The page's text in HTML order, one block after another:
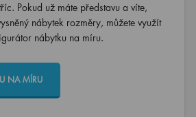
Pokud už máte představu a víte,
nábytek rozměry, můžete využít
nábytku na míru.
NA MÍRU